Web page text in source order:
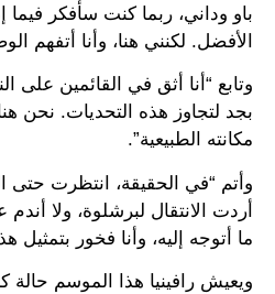
باو وداني، ربما كنت سأفكر فيما
الأفضل. لكنني هنا، وأنا أتفهم
وتابع “أنا أثق في القائمين على
بجد لتجاوز هذه التحديات. نحن
مكانته الطبيعية”.
وأتم “في الحقيقة، انتظرت حتى
أردت الانتقال لبرشلوة، ولا
ما أتوجه إليه، وأنا فخور بتمثيل
ويعيش رافينيا هذا الموسم حالة